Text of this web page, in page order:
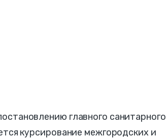
главного санитарного
курсирование межгородских и